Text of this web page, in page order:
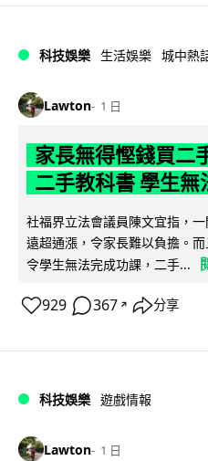
科技娛樂 生活娛樂 城中熱
Lawton 1 日
家長無得慳錢買二
二手教科書 學生無
社福界立法會議員陳文宜指，
遠超通漲，令家長難以負擔。
令學生無法完成功課，二手...
929 367 ↗ 分享
科技娛樂 遊戲情報
Lawton 1 日